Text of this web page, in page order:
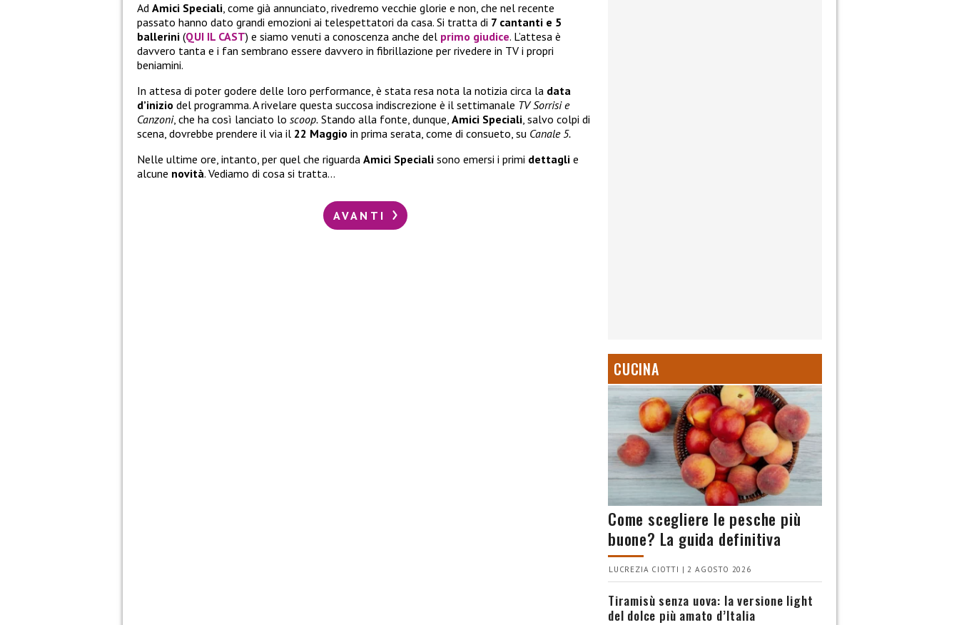
Ad Amici Speciali, come già annunciato, rivedremo vecchie glorie e non, che nel recente
passato hanno dato grandi emozioni ai telespettatori da casa. Si tratta di 7 cantanti e 5
ballerini (QUI IL CAST) e siamo venuti a conoscenza anche del primo giudice. L’attesa è
davvero tanta e i fan sembrano essere davvero in fibrillazione per rivedere in TV i propri
beniamini.
In attesa di poter godere delle loro performance, è stata resa nota la notizia circa la data
d’inizio del programma. A rivelare questa succosa indiscrezione è il settimanale TV Sorrisi e
Canzoni, che ha così lanciato lo scoop. Stando alla fonte, dunque, Amici Speciali, salvo colpi di
scena, dovrebbe prendere il via il 22 Maggio in prima serata, come di consueto, su Canale 5.
Nelle ultime ore, intanto, per quel che riguarda Amici Speciali sono emersi i primi dettagli e
alcune novità. Vediamo di cosa si tratta…
AVANTI
CUCINA
Come scegliere le pesche più
buone? La guida definitiva
LUCREZIA CIOTTI | 2 AGOSTO 2026
Tiramisù senza uova: la versione light
del dolce più amato d’Italia